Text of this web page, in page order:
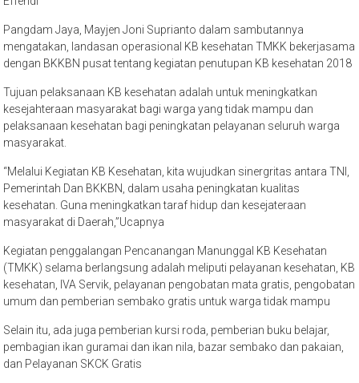
Pangdam Jaya, Mayjen Joni Suprianto dalam sambutannya
mengatakan, landasan operasional KB kesehatan TMKK bekerjasama
dengan BKKBN pusat tentang kegiatan penutupan KB kesehatan 2018
Tujuan pelaksanaan KB kesehatan adalah untuk meningkatkan
kesejahteraan masyarakat bagi warga yang tidak mampu dan
pelaksanaan kesehatan bagi peningkatan pelayanan seluruh warga
masyarakat.
“Melalui Kegiatan KB Kesehatan, kita wujudkan sinergritas antara TNI,
Pemerintah Dan BKKBN, dalam usaha peningkatan kualitas
kesehatan. Guna meningkatkan taraf hidup dan kesejateraan
masyarakat di Daerah,”Ucapnya
Kegiatan penggalangan Pencanangan Manunggal KB Kesehatan
(TMKK) selama berlangsung adalah meliputi pelayanan kesehatan, KB
kesehatan, IVA Servik, pelayanan pengobatan mata gratis, pengobatan
umum dan pemberian sembako gratis untuk warga tidak mampu
Selain itu, ada juga pemberian kursi roda, pemberian buku belajar,
pembagian ikan guramai dan ikan nila, bazar sembako dan pakaian,
dan Pelayanan SKCK Gratis